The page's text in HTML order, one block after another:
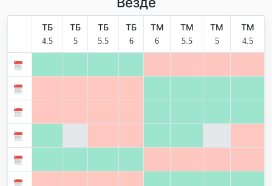
ТБ
4.5
ТБ
5
ТБ
5.5
ТБ
6
ТМ
6
ТМ
5.5
ТМ
5
ТМ
4.5